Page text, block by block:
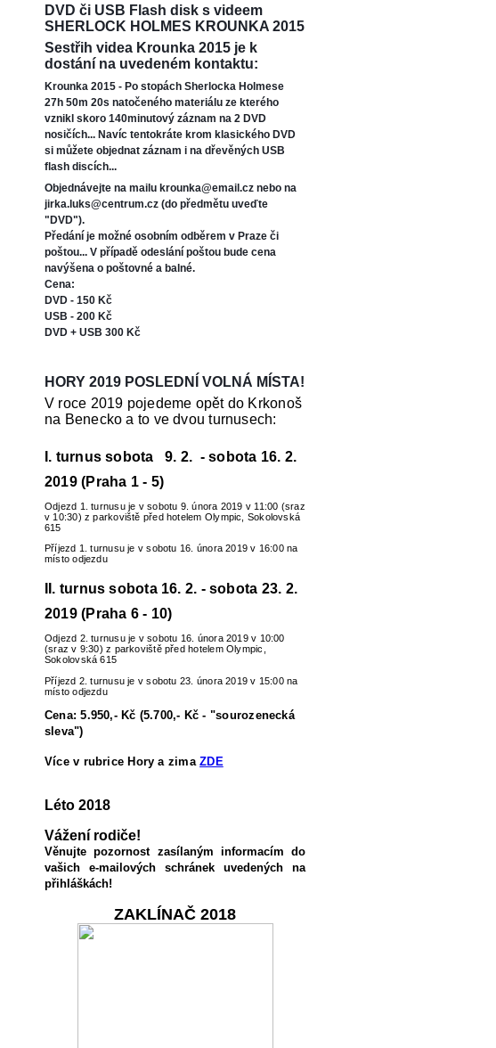
DVD či USB Flash disk s videem
SHERLOCK HOLMES KROUNKA 2015
Sestřih videa Krounka 2015 je k
dostání na uvedeném kontaktu:
Krounka 2015 - Po stopách Sherlocka Holmese
27h 50m 20s natočeného materiálu ze kterého
vznikl skoro 140minutový záznam na 2 DVD
nosičích... Navíc tentokráte krom klasického DVD
si můžete objednat záznam i na dřevěných USB
flash discích...
Objednávejte na mailu krounka@email.cz nebo na
jirka.luks@centrum.cz (do předmětu uveďte
"DVD").
Předání je možné osobním odběrem v Praze či
poštou... V případě odeslání poštou bude cena
navýšena o poštovné a balné.
Cena:
DVD - 150 Kč
USB - 200 Kč
DVD + USB 300 Kč
HORY 2019 POSLEDNÍ VOLNÁ MÍSTA!
V roce 2019 pojedeme opět do Krkonoš
na Benecko a to ve dvou turnusech:
I. turnus sobota 9. 2. - sobota 16. 2.
2019 (Praha 1 - 5)
Odjezd 1. turnusu je v sobotu 9. února 2019 v 11:00 (sraz
v 10:30) z parkoviště před hotelem Olympic, Sokolovská
615
Příjezd 1. turnusu je v sobotu 16. února 2019 v 16:00 na
místo odjezdu
II. turnus sobota 16. 2. - sobota 23. 2.
2019 (Praha 6 - 10)
Odjezd 2. turnusu je v sobotu 16. února 2019 v 10:00
(sraz v 9:30) z parkoviště před hotelem Olympic,
Sokolovská 615
Příjezd 2. turnusu je v sobotu 23. února 2019 v 15:00 na
místo odjezdu
Cena: 5.950,- Kč (5.700,- Kč - "sourozenecká
sleva")
Více v rubrice Hory a zimaZDE
Léto 2018
Vážení rodiče!
Věnujte pozornost zasílaným informacím do
vašich e-mailových schránek uvedených na
přihláškách!
ZAKLÍNAČ 2018